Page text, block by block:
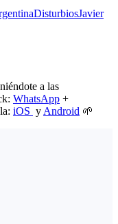
DisturbiosJavier
a las
WhatsApp +
iOS y Android 🌱